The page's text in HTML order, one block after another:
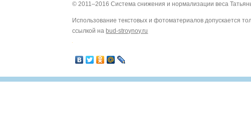
© 2011–2016 Система снижения и нормализации веса
Использование текстовых и фотоматериалов допускается
ссылкой на bud-stroynoy.ru